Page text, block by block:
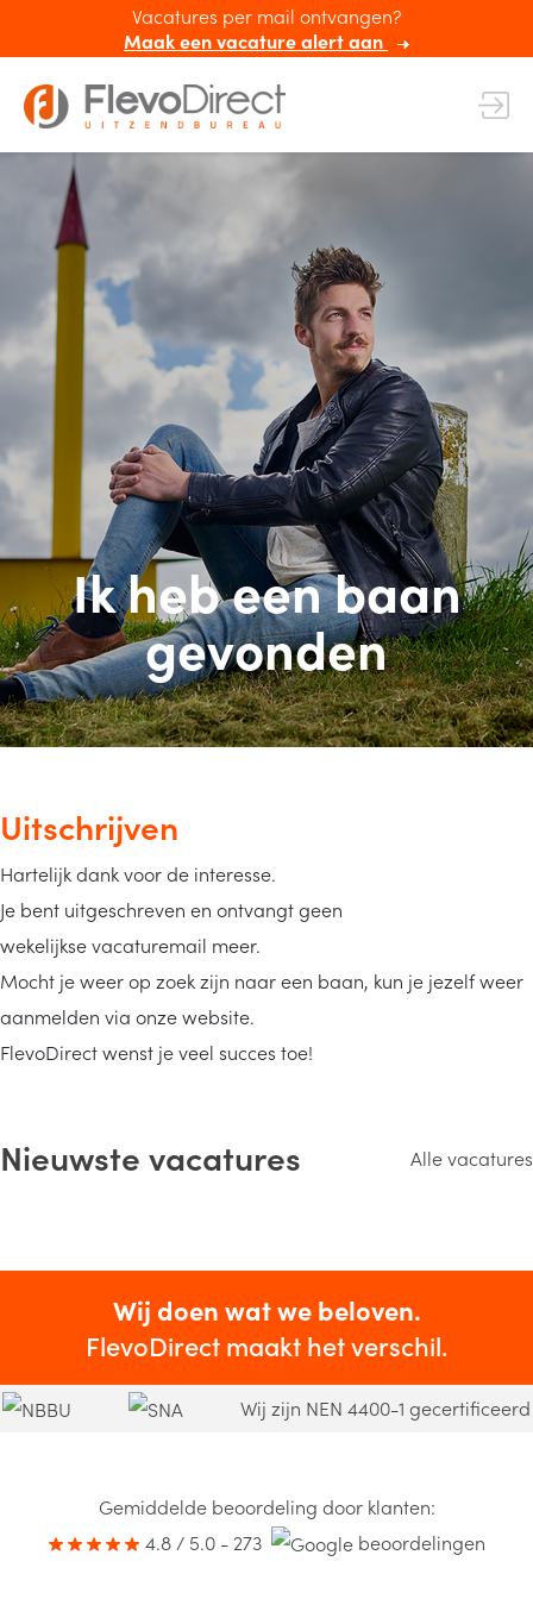
Vacatures per mail ontvangen?
Maak een vacature alert aan
Ik heb een baan
gevonden
Uitschrijven
Hartelijk dank voor de interesse.
Je bent uitgeschreven en ontvangt geen
wekelijkse vacaturemail meer.
Mocht je weer op zoek zijn naar een baan, kun je jezelf weer
aanmelden via onze website.
FlevoDirect wenst je veel succes toe!
Nieuwste vacatures Alle vacatures
Wij doen wat we beloven.
FlevoDirect maakt het verschil.
Wij zijn NEN 4400-1 gecertificeerd
Gemiddelde beoordeling door klanten:
4.8 / 5.0 - 273
beoordelingen